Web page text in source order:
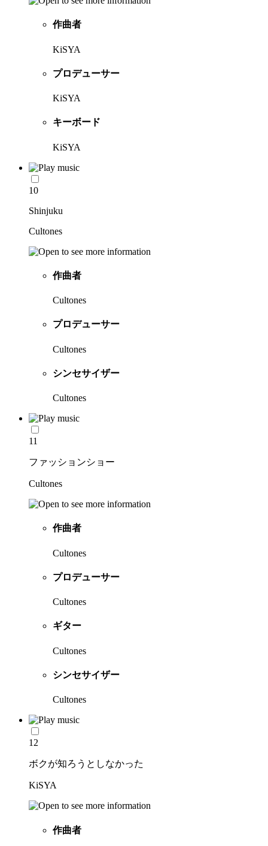
作曲者
KiSYA
プロデューサー
KiSYA
キーボード
KiSYA
10
Shinjuku
Cultones
作曲者
Cultones
プロデューサー
Cultones
シンセサイザー
Cultones
11
ファッションショー
Cultones
作曲者
Cultones
プロデューサー
Cultones
ギター
Cultones
シンセサイザー
Cultones
12
ボクが知ろうとしなかった
KiSYA
作曲者